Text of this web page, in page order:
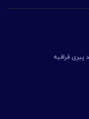
قراقیه